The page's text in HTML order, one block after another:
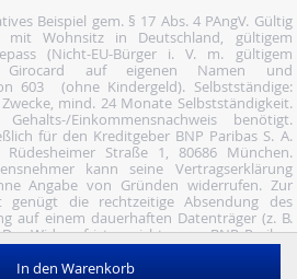
In den Warenkorb
Beispiel gem. § 17 Abs. 4 PAngV. Gültig
Wohnsitz in Deutschland, gültigem
(Nicht-EU-Bürger i. V. m. gültigem
Girocard auf eigenen Namen und
603  (ohne Kindergeld). Selbstständige:
mind. 24 Monate Selbstständigkeit.
Einkommensnachweis benötigt.
für den Kreditgeber BNP Paribas S. A.
Rüdesheimer Straße 1, 80686 München.
kann seine Vertragserklärung
Angabe von Gründen widerrufen. Zur
genügt die rechtzeitige Absendung des
auf einem dauerhaften Datenträger (z. B.
Widerruf ist zu richten an: BNP Paribas
Wuhanstraße 5, 47051 Duisburg (Fax: 02
02 03/34 69 54-02; E- Mail: